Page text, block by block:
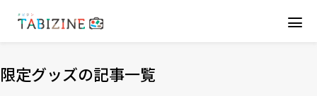
限定グッズの記事一覧